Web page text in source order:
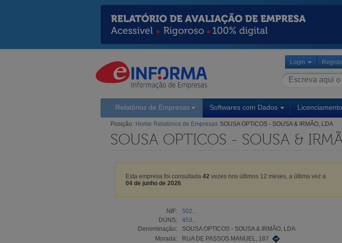
Login
Relatórios de Empresas Softwares com Dados
Posição: Home Relatórios de Empresas SOUSA OPTICOS - SOUSA & IRMÃO, LDA
SOUSA OPTICOS - SOUSA &
Esta empresa foi consultada 42 vezes nos últimos 12 meses, a última vez a
04 de junho de 2026
NIF:
502...
DUNS:
453...
Denominação:
SOUSA OPTICOS - SOUSA & IRMÃO, LDA
Morada:
RUA DE PASSOS MANUEL, 187